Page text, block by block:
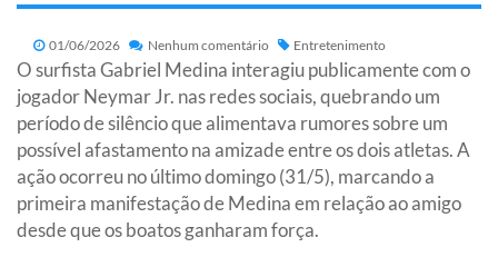
01/06/2026 Nenhum comentário Entretenimento
O surfista Gabriel Medina interagiu publicamente com o
jogador Neymar Jr. nas redes sociais, quebrando um
período de silêncio que alimentava rumores sobre um
possível afastamento na amizade entre os dois atletas. A
ação ocorreu no último domingo (31/5), marcando a
primeira manifestação de Medina em relação ao amigo
desde que os boatos ganharam força.